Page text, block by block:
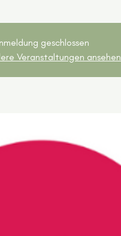
geschlossen
Veranstaltungen ansehen